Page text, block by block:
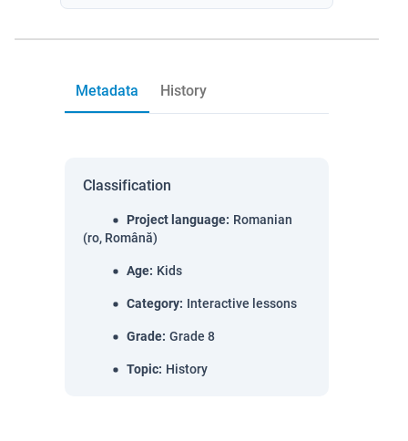
Metadata History
Classification
Project language: Romanian
(ro, Română)
Age: Kids
Category: Interactive lessons
Grade: Grade 8
Topic: History